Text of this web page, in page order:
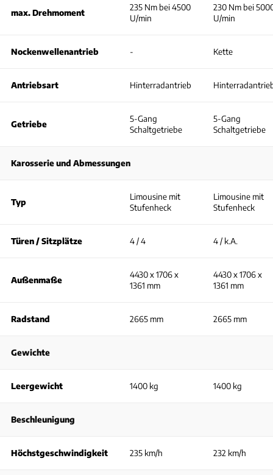
max. Drehmoment
235 Nm bei 4500
U/min
230 Nm bei
U/min
Nockenwellenantrieb - Kette
Antriebsart Hinterradantrieb
Getriebe
5-Gang
Schaltgetriebe
5-Gang
Schaltgetriebe
Karosserie und Abmessungen
Typ
Limousine mit
Stufenheck
Limousine mit
Stufenheck
Türen / Sitzplätze 4 / 4 4 / k.A.
Außenmaße
4430 x 1706 x
1361 mm
4430 x 1706 x
1361 mm
Radstand 2665 mm 2665 mm
Gewichte
Leergewicht 1400 kg 1400 kg
Beschleunigung
Höchstgeschwindigkeit 235 km/h 232 km/h